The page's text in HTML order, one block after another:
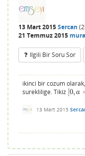
13 Mart 2015Sercan (
21 Temmuz 2015
Ilgili Bir Soru Sor
ikinci bir cozum
sureklilige. Tikiz [0, a
0,a= 1
13 Mart 2015